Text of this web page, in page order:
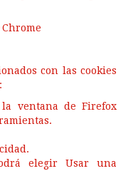
con las cookies
ventana de Firefox
elegir Usar una